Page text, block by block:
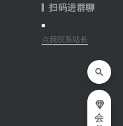
扫码进群聊
点我联系站长
会